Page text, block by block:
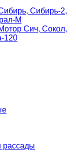
Сибирь-2,
М
Сич, Сокол,
120
рассады